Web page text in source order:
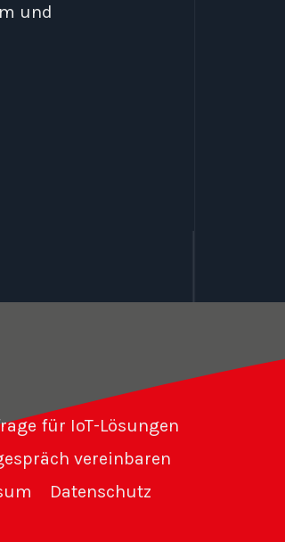
und
für IoT-Lösungen
vereinbaren
Datenschutz